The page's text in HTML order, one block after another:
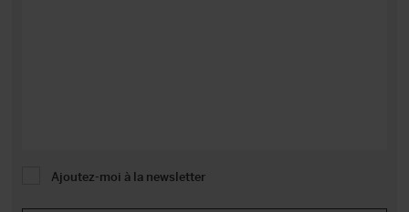
Ajoutez-moi à la newsletter